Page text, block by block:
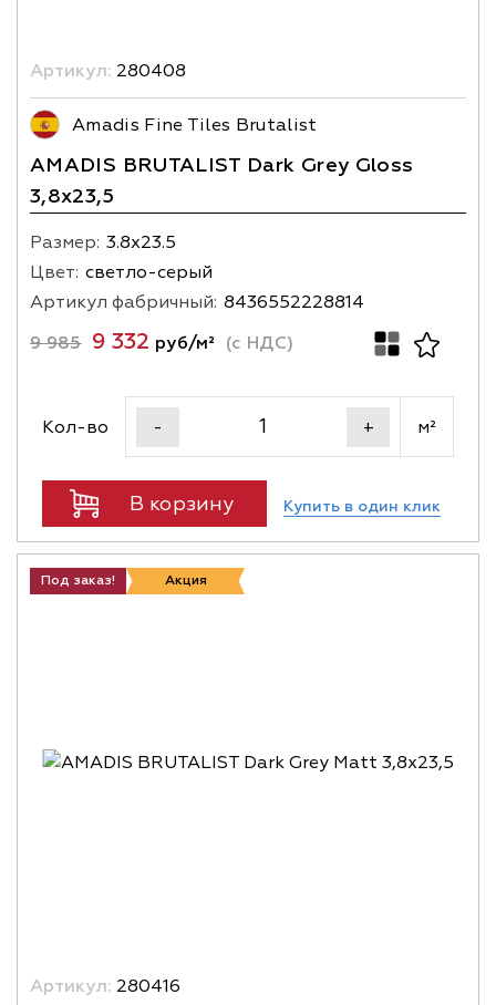
Артикул: 280408
Amadis Fine Tiles Brutalist
AMADIS BRUTALIST Dark Grey Gloss
3,8х23,5
Размер: 3.8х23.5
Цвет: светло-серый
Артикул фабричный: 8436552228814
9 985 9 332 руб/м² (с НДС)
Кол-во - + м²
В корзину Купить в один клик
Под заказ! Акция
Артикул: 280416